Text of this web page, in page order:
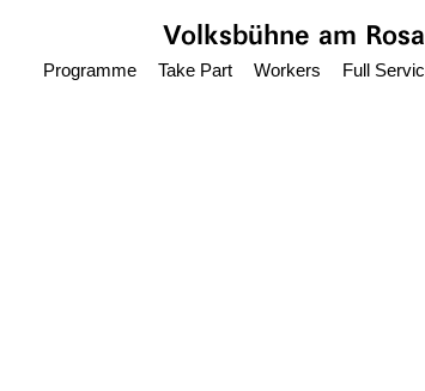
Volksbühne am
Programme Take Part Workers Full